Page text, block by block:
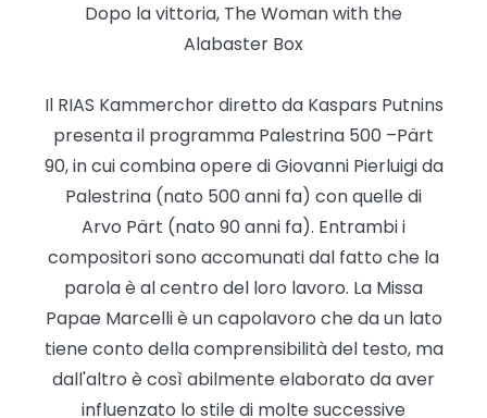
Dopo la vittoria, The Woman with the
Alabaster Box
Il RIAS Kammerchor diretto da Kaspars Putnins
presenta il programma Palestrina 500 –Pärt
90, in cui combina opere di Giovanni Pierluigi da
Palestrina (nato 500 anni fa) con quelle di
Arvo Pärt (nato 90 anni fa). Entrambi i
compositori sono accomunati dal fatto che la
parola è al centro del loro lavoro. La Missa
Papae Marcelli è un capolavoro che da un lato
tiene conto della comprensibilità del testo, ma
dall'altro è così abilmente elaborato da aver
influenzato lo stile di molte successive